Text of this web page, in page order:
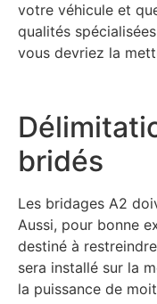
votre véhicule et
qualités
vous devriez la
bridés
Les bridages A2
Aussi, pour bonne
destiné à
sera installé sur la
la puissance de